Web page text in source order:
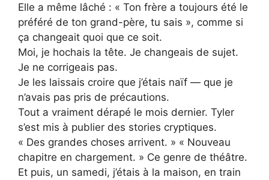
Elle a même lâché : « Ton frère a toujours été le
préféré de ton grand-père, tu sais », comme si
ça changeait quoi que ce soit.
Moi, je hochais la tête. Je changeais de sujet.
Je ne corrigeais pas.
Je les laissais croire que j’étais naïf — que je
n’avais pas pris de précautions.
Tout a vraiment dérapé le mois dernier. Tyler
s’est mis à publier des stories cryptiques.
« Des grandes choses arrivent. » « Nouveau
chapitre en chargement. » Ce genre de théâtre.
Et puis, un samedi, j’étais à la maison, en train